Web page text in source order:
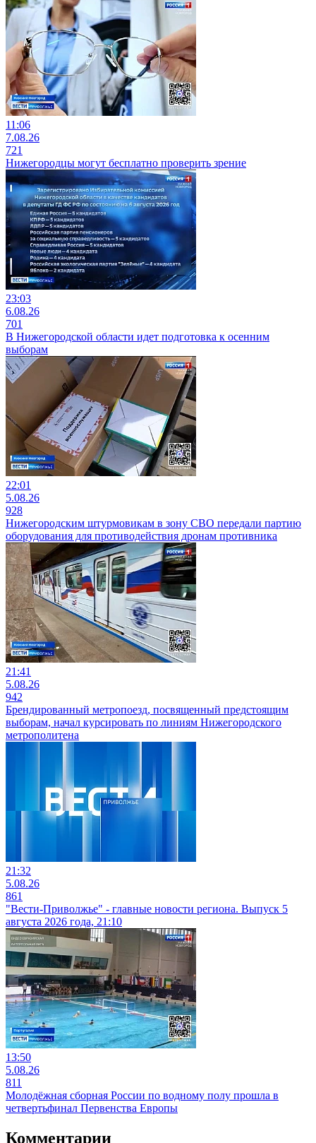
11:06
7.08.26
721
Нижегородцы могут бесплатно проверить зрение
23:03
6.08.26
701
В Нижегородской области идет подготовка к осенним
выборам
22:01
5.08.26
928
Нижегородским штурмовикам в зону СВО передали партию
оборудования для противодействия дронам противника
21:41
5.08.26
942
Брендированный метропоезд, посвященный предстоящим
выборам, начал курсировать по линиям Нижегородского
метрополитена
21:32
5.08.26
861
"Вести-Приволжье" - главные новости региона. Выпуск 5
августа 2026 года, 21:10
13:50
5.08.26
811
Молодёжная сборная России по водному полу прошла в
четвертьфинал Первенства Европы
Комментарии